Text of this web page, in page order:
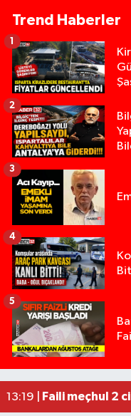
Trend Haberler
1
2
3
4
5
19:43 |Isparta’da
17:18 | Anız Yangını
17:08 |Alevlere
13:19 |
Faili meçhul 2